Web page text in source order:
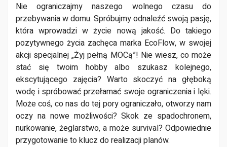
Nie ograniczajmy naszego wolnego czasu do
przebywania w domu. Spróbujmy odnaleźć swoją pasję,
która wprowadzi w życie nową jakość. Do takiego
pozytywnego życia zachęca marka EcoFlow, w swojej
akcji specjalnej „Żyj pełną MOCą”! Nie wiesz, co może
stać się twoim hobby albo szukasz kolejnego,
ekscytującego zajęcia? Warto skoczyć na głęboką
wodę i spróbować przełamać swoje ograniczenia i lęki.
Może coś, co nas do tej pory ograniczało, otworzy nam
oczy na nowe możliwości? Skok ze spadochronem,
nurkowanie, żeglarstwo, a może survival? Odpowiednie
przygotowanie to klucz do realizacji planów.